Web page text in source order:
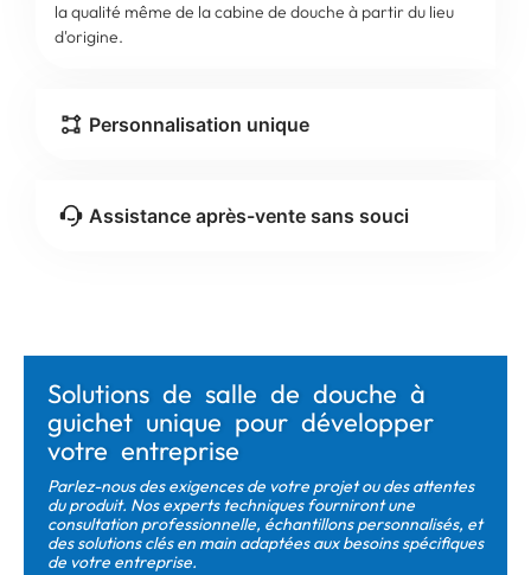
la qualité même de la cabine de douche à partir du lieu
d'origine.
Personnalisation unique
Assistance après-vente sans souci
Solutions de salle de douche à
guichet unique pour développer
votre entreprise
Parlez-nous des exigences de votre projet ou des attentes
du produit. Nos experts techniques fourniront une
consultation professionnelle, échantillons personnalisés, et
des solutions clés en main adaptées aux besoins spécifiques
de votre entreprise.